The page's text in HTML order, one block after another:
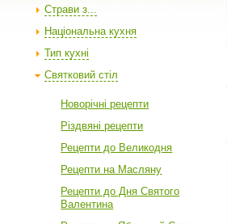
Страви з...
Національна кухня
Тип кухні
Святковий стіл
Новорічні рецепти
Різдвяні рецепти
Рецепти до Великодня
Рецепти на Масляну
Рецепти до Дня Святого
Валентина